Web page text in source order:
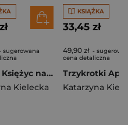
sugerowana
Pakiet. Księżyc nad Vajont
Kielecka
KSIĄŻKA
33,45 zł
49,90 zł -
cena detaliczna
Katarzyna